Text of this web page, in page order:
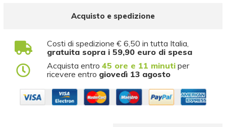
Acquisto e spedizione
Costi di spedizione € 6,50 in tutta Italia,
gratuita sopra i 59,90 euro di spesa
Acquista entro45 ore e 11 minuti per
ricevere entro giovedì 13 agosto